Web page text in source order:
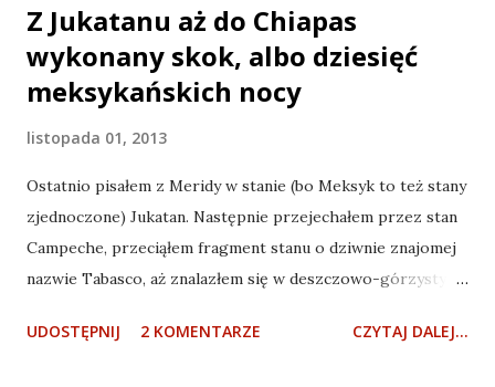
Z Jukatanu aż do Chiapas
wykonany skok, albo dziesięć
meksykańskich nocy
listopada 01, 2013
Ostatnio pisałem z Meridy w stanie (bo Meksyk to też stany
zjednoczone) Jukatan. Następnie przejechałem przez stan
Campeche, przeciąłem fragment stanu o dziwnie znajomej
nazwie Tabasco, aż znalazłem się w deszczowo-górzystym
dłuższa niż 5 dni wycieczka rowerowa, nie dziwi że pobiłem
UDOSTĘPNIJ 2 KOMENTARZE CZYTAJ DALEJ...